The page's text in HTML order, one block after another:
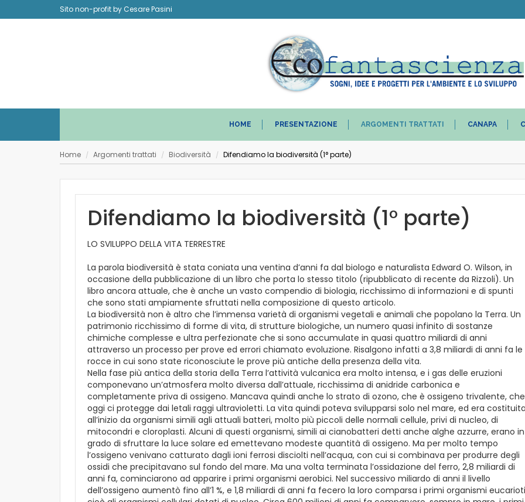
Sito non-profit by Cesare Pasini
HOME PRESENTAZIONE ARGOMENTI TRATTATI CANAPA
Home / Argomenti trattati / Biodiversità / Difendiamo la biodiversità (1° parte)
Difendiamo la biodiversità (1° parte)
LO SVILUPPO DELLA VITA TERRESTRE
La parola biodiversità è stata coniata una ventina d’anni fa dal biologo e naturalista Edward O. Wilson, in
occasione della pubblicazione di un libro che porta lo stesso titolo (ripubblicato di recente da Rizzoli). Un
libro ancora attuale, che è anche un vasto compendio di biologia, ricchissimo di informazioni e di spunti
che sono stati ampiamente sfruttati nella composizione di questo articolo.
La biodiversità non è altro che l’immensa varietà di organismi vegetali e animali che popolano la Terra. Un
patrimonio ricchissimo di forme di vita, di strutture biologiche, un numero quasi infinito di sostanze
chimiche complesse e ultra perfezionate che si sono accumulate in quasi quattro miliardi di anni
attraverso un processo per prove ed errori chiamato evoluzione. Risalgono infatti a 3,8 miliardi di anni fa le
rocce in cui sono state riconosciute le prove più antiche della presenza della vita.
Nella fase più antica della storia della Terra l’attività vulcanica era molto intensa, e i gas delle eruzioni
componevano un’atmosfera molto diversa dall’attuale, ricchissima di anidride carbonica e
completamente priva di ossigeno. Mancava quindi anche lo strato di ozono, che è ossigeno trivalente, che
oggi ci protegge dai letali raggi ultravioletti. La vita quindi poteva svilupparsi solo nel mare, ed era
all’inizio da organismi simili agli attuali batteri, molto più piccoli delle normali cellule, privi di nucleo, di
mitocondri e cloroplasti. Alcuni di questi organismi, simili ai cianobatteri detti anche alghe azzurre, erano in
grado di sfruttare la luce solare ed emettevano modeste quantità di ossigeno. Ma per molto tempo
l’ossigeno venivano catturato dagli ioni ferrosi disciolti nell’acqua, con cui si combinava per produrre degli
ossidi che precipitavano sul fondo del mare. Ma una volta terminata l’ossidazione del ferro, 2,8 miliardi di
anni fa, cominciarono ad apparire i primi organismi aerobici. Nel successivo miliardo di anni il livello
dell’ossigeno aumentò fino all’1 %, e 1,8 miliardi di anni fa fecero la loro comparsa i primi organismi